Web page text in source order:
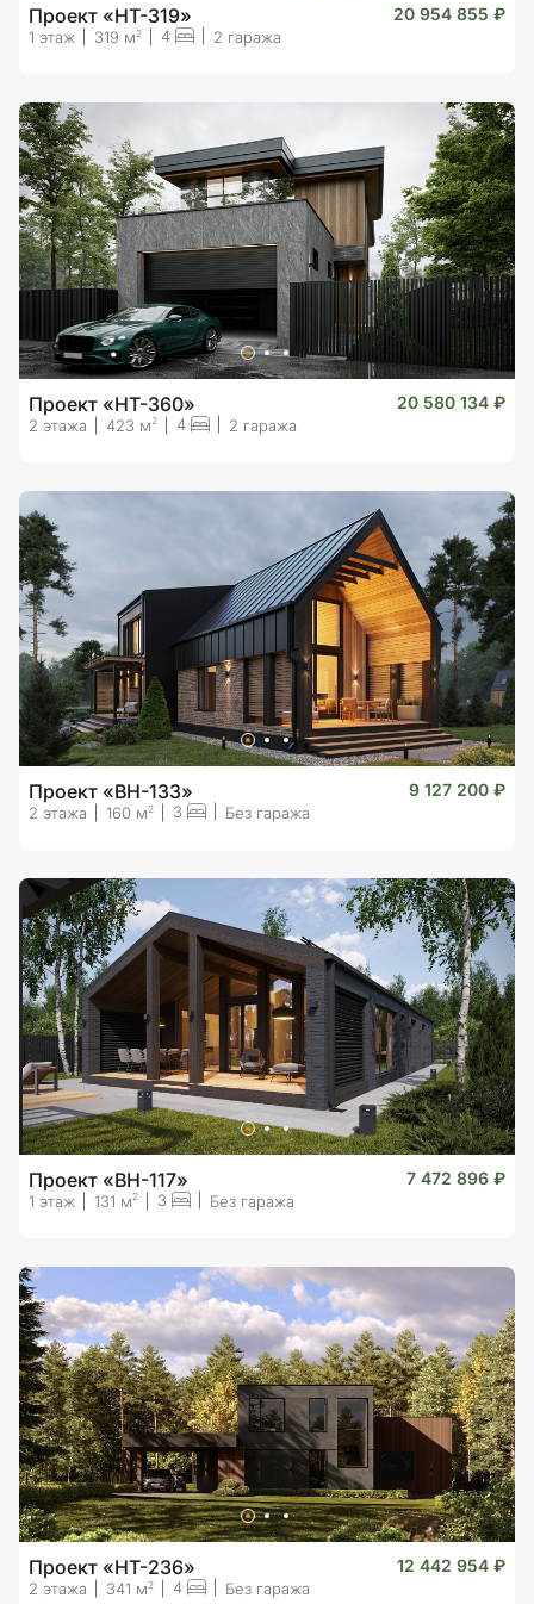
Проект «HT-319» 20 954 855 ₽
1 этаж 319 м 2 4 2 гаража
Проект «HT-360» 20 580 134 ₽
2 этажа 423 м2 4 2 гаража
Проект «BH-133» 9 127 200 ₽
2 этажа 160 м 2 3 Без гаража
Проект «BH-117» 7 472 896 ₽
1 этаж 131 м2 3 Без гаража
Проект «HT-236» 12 442 954 ₽
2 этажа 341 м 2 4 Без гаража